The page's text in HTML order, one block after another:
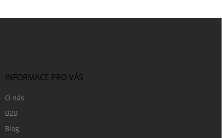
Z
INFORMACE PRO VÁS
O nás
B2B
Blog